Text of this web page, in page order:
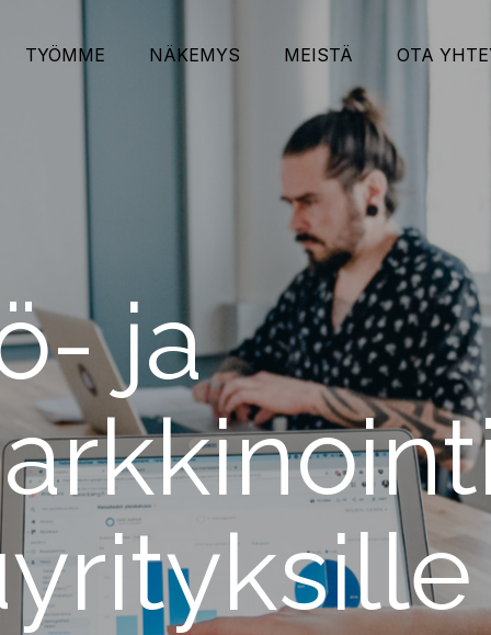
TYÖMME NÄKEMYS MEISTÄ OTA
ja